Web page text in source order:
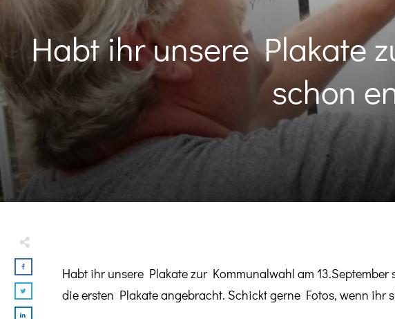
Habt ihr unsere Plakate
schon
Habt ihr unsere Plakate zur Kommunalwahl am
die ersten Plakate angebracht. Schickt gerne Fotos, wenn